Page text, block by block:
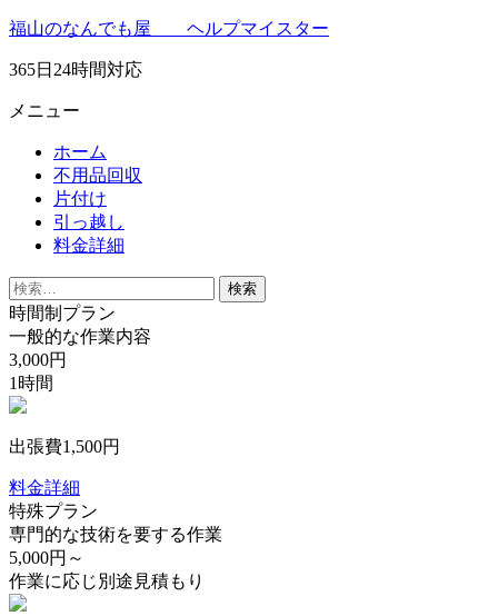
福山のなんでも屋 ヘルプマイスター
365日24時間対応
メニュー
ホーム
不用品回収
片付け
引っ越し
料金詳細
検
索:
時間制プラン
一般的な作業内容
3,000円
1時間
出張費1,500円
料金詳細
特殊プラン
専門的な技術を要する作業
5,000円～
作業に応じ別途見積もり